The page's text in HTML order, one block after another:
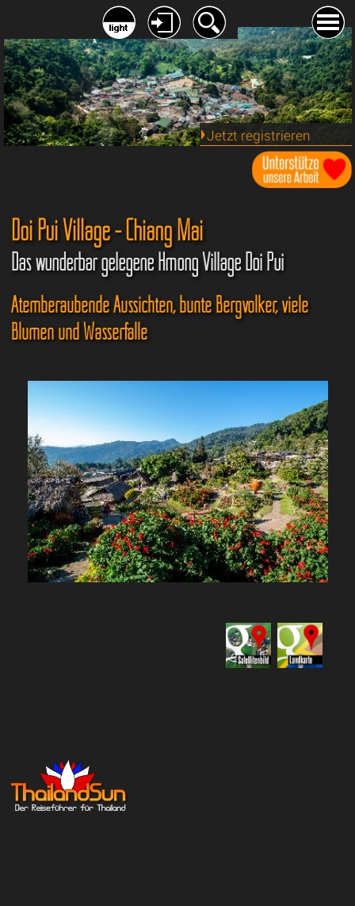
Jetzt registrieren
Doi Pui Village - Chiang Mai
Das wunderbar gelegene Hmong Village Doi Pui
Atemberaubende Aussichten, bunte Bergvölker, viele
Blumen und Wasserfälle